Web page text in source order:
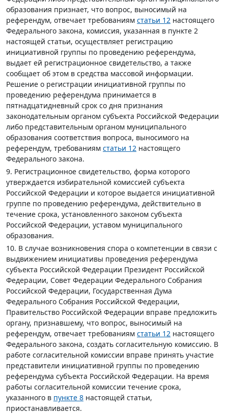
образования признает, что вопрос, выносимый на
референдум, отвечает требованиям статьи 12 настоящего
Федерального закона, комиссия, указанная в пункте 2
настоящей статьи, осуществляет регистрацию
инициативной группы по проведению референдума,
выдает ей регистрационное свидетельство, а также
сообщает об этом в средства массовой информации.
Решение о регистрации инициативной группы по
проведению референдума принимается в
пятнадцатидневный срок со дня признания
законодательным органом субъекта Российской Федерации
либо представительным органом муниципального
образования соответствия вопроса, выносимого на
референдум, требованиям статьи 12 настоящего
Федерального закона.
9. Регистрационное свидетельство, форма которого
утверждается избирательной комиссией субъекта
Российской Федерации и которое выдается инициативной
группе по проведению референдума, действительно в
течение срока, установленного законом субъекта
Российской Федерации, уставом муниципального
образования.
10. В случае возникновения спора о компетенции в связи с
выдвижением инициативы проведения референдума
субъекта Российской Федерации Президент Российской
Федерации, Совет Федерации Федерального Собрания
Российской Федерации, Государственная Дума
Федерального Собрания Российской Федерации,
Правительство Российской Федерации вправе предложить
органу, признавшему, что вопрос, выносимый на
референдум, отвечает требованиям статьи 12 настоящего
Федерального закона, создать согласительную комиссию. В
работе согласительной комиссии вправе принять участие
представители инициативной группы по проведению
референдума субъекта Российской Федерации. На время
работы согласительной комиссии течение срока,
указанного в пункте 8 настоящей статьи,
приостанавливается.